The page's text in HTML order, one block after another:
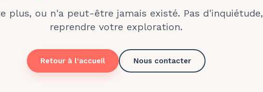
plus, ou n'a peut-être jamais existé. Pas
reprendre votre exploration.
Retour à l'accueil Nous contacter